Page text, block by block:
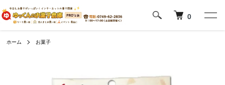
0
ホーム お菓子